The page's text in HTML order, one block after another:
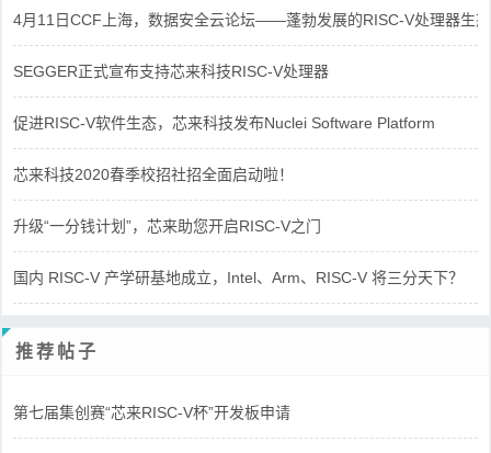
4月11日CCF上海，数据安全云论坛——蓬勃发展的RISC-V处理器生态
SEGGER正式宣布支持芯来科技RISC-V处理器
促进RISC-V软件生态，芯来科技发布Nuclei Software Platform
芯来科技2020春季校招社招全面启动啦！
升级“一分钱计划”，芯来助您开启RISC-V之门
国内 RISC-V 产学研基地成立，Intel、Arm、RISC-V 将三分天下？
推荐帖子
第七届集创赛“芯来RISC-V杯”开发板申请